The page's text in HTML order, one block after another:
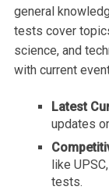
general
tests cover
science, and
with current
Latest
updates
like
tests.